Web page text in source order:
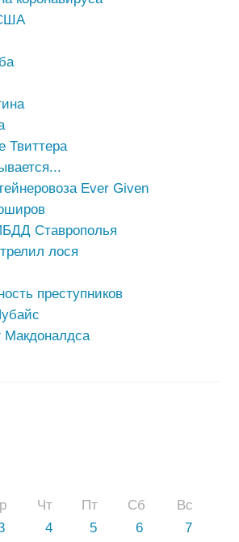
Чт Пт Сб
Вс
4 5 6
7
Твиттера
Ever Given
Ставрополья
лося
преступников
Макдоналдса